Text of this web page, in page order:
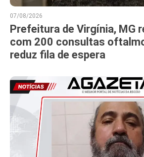
07/08/2026
Prefeitura de Virgínia, MG
com 200 consultas
reduz fila de espera